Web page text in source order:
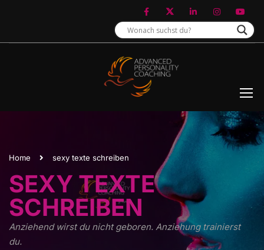
Home sexy texte schreiben
SEXY TEXTE
SCHREIBEN
Anziehend wirst du nicht geboren. Anziehung trainierst
du.